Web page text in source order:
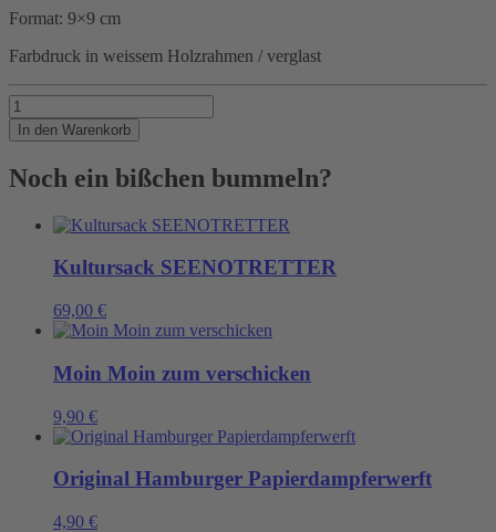
Format: 9×9 cm
Farbdruck in weissem Holzrahmen / verglast
SUNSET
Menge
In den Warenkorb
Noch ein bißchen bummeln?
Kultursack SEENOTRETTER
69,00 €
Moin Moin zum verschicken
9,90 €
Original Hamburger Papierdampferwerft
4,90 €